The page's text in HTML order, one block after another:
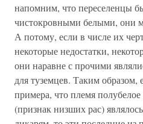
напомним, что переселенцы
чистокровными белыми, они
А потому, если в числе их
некоторые недостатки,
они наравне с прочими
для туземцев. Таким
примера, что племя
(признак низших рас)